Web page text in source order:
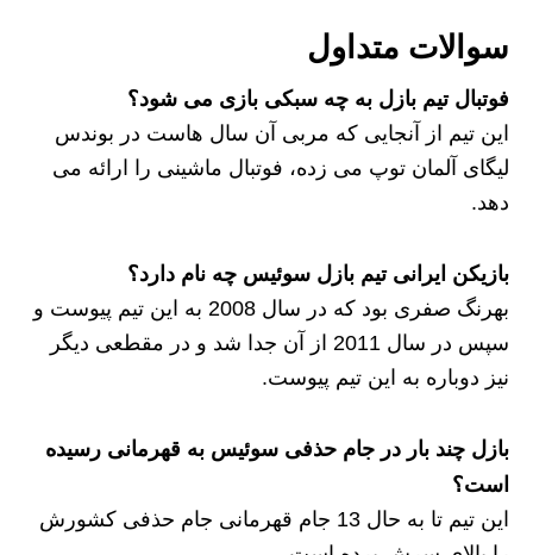
سوالات متداول
فوتبال تیم بازل به چه سبکی بازی می شود؟
این تیم از آنجایی که مربی آن سال هاست در بوندس
لیگای آلمان توپ می زده، فوتبال ماشینی را ارائه می
دهد.
بازیکن ایرانی تیم بازل سوئیس چه نام دارد؟
بهرنگ صفری بود که در سال 2008 به این تیم پیوست و
سپس در سال 2011 از آن جدا شد و در مقطعی دیگر
نیز دوباره به این تیم پیوست.
بازل چند بار در جام حذفی سوئیس به قهرمانی رسیده
است؟
این تیم تا به حال 13 جام قهرمانی جام حذفی کشورش